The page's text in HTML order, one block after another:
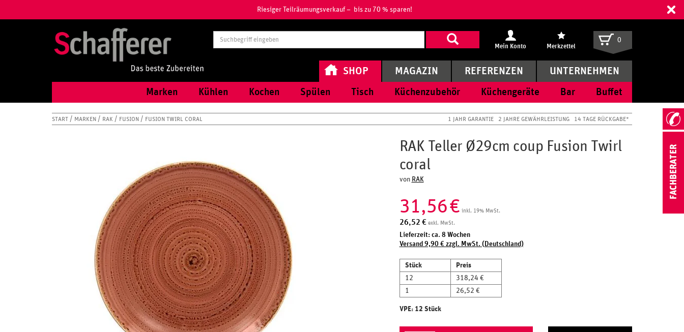
Riesiger Teilräumungsverkauf – bis zu 70 % sparen!
Suchbegriff
eingeben
Mein Konto Merkzettel
0
SHOP
Marken Kühlen Kochen Spülen Tisch Küchenzubehör Küchengeräte Bar Buffet
MAGAZIN REFERENZEN UNTERNEHMEN
START MARKEN RAK FUSION FUSION TWIRL CORAL 1 JAHR GARANTIE 2 JAHRE GEWÄHRLEISTUNG 14 TAGE RÜCKGABE*
RAK Teller Ø29cm coup Fusion Twirl
coral
von RAK
31,56€ inkl. 19% MwSt.
26,52 € exkl. MwSt.
Lieferzeit: ca. 8 Wochen
Versand 9,90 € zzgl. MwSt. (Deutschland)
Stück
Preis
12
318,24 €
1
26,52 €
VPE: 12 Stück